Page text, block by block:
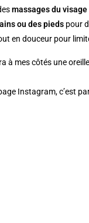
massages du visage
ou des pieds pour
en douceur pour
à mes côtés une
Instagram, c’est